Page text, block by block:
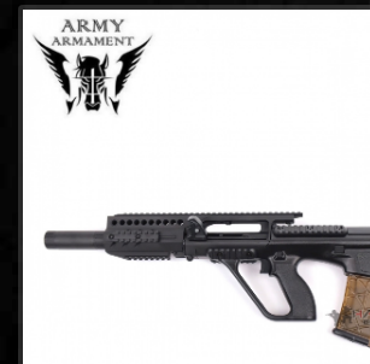
ปืนยาว RIFLE GUN
ปืนยาวอัดแก๊ส GAS RIFLES
ปืนยาวไฟฟ้า AEG RIFLES
- Golden Eagle AEG Rifles(16)
- A&K(5)